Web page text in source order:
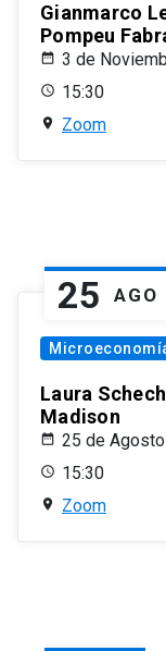
Gianmarco
Pompeu
3 de
15:30
Zoom
25 AGO
Laura
Madison
25 de
15:30
Zoom